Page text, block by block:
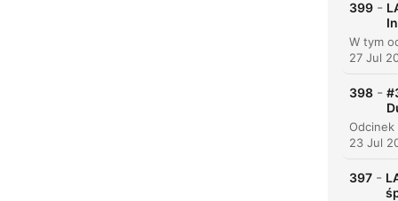
399 -
27 Jul
398 -
23 Jul
397 -